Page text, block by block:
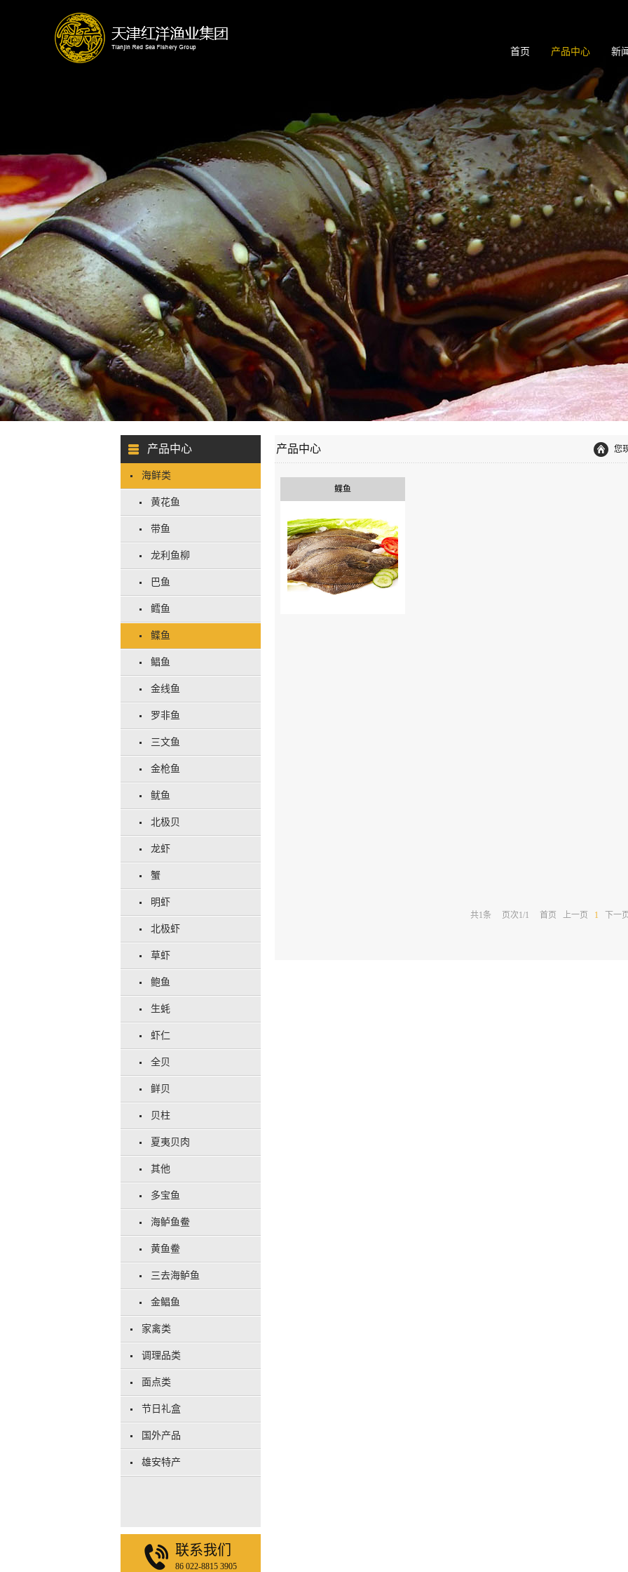
首页 产品中心 新
产品中心
海鲜类
黄花鱼
带鱼
龙利鱼柳
巴鱼
鳕鱼
鲽鱼
鲳鱼
金线鱼
罗非鱼
三文鱼
金枪鱼
鱿鱼
北极贝
龙虾
蟹
明虾
北极虾
草虾
鲍鱼
生蚝
虾仁
全贝
鲜贝
贝柱
夏夷贝肉
其他
多宝鱼
海鲈鱼鲞
黄鱼鲞
三去海鲈鱼
金鲳鱼
家禽类
调理品类
面点类
节日礼盒
国外产品
雄安特产
联系我们
86 022-8815 3905
产品中心 您
鲽鱼
共1条 页次1/1 首页 上一页 1 下一